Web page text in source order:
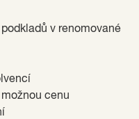
v renomované
cenu